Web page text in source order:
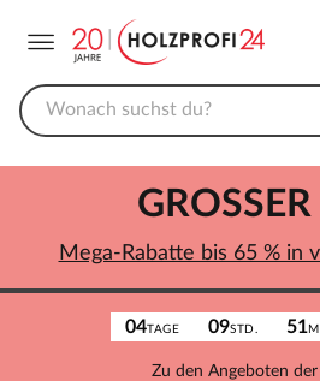
04TAGE 09STD. 51
Zu den Angeboten
GROSSER
Mega-Rabatte bis 65 % in